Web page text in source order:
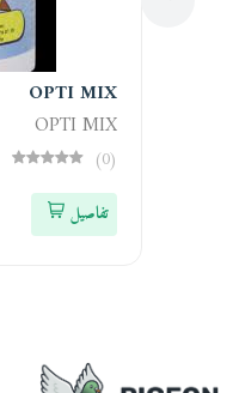
OPTI MIX
OPTI MIX
(0)
تفاصيل